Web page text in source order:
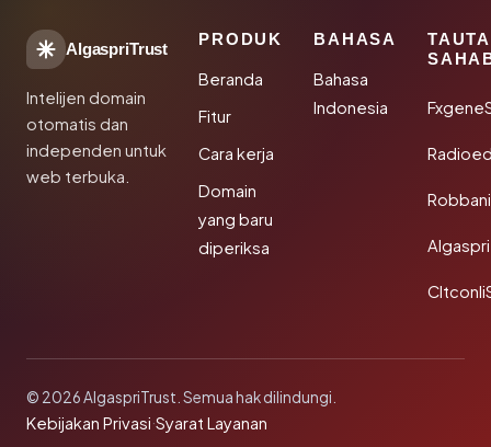
AlgaspriTrust
Intelijen domain
otomatis dan
independen untuk
web terbuka.
PRODUK
Beranda
Fitur
Cara kerja
Domain
yang baru
diperiksa
BAHASA
Bahasa
Indonesia
© 2026 AlgaspriTrust. Semua hak dilindungi.
Kebijakan Privasi·Syarat Layanan